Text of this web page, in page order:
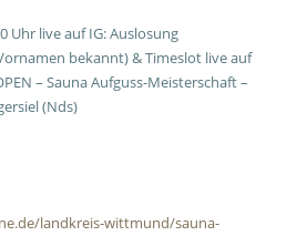
Uhr live auf IG: Auslosung
bekannt) & Timeslot live auf
– Sauna Aufguss-Meisterschaft –
(Nds)
landkreis-wittmund/sauna-